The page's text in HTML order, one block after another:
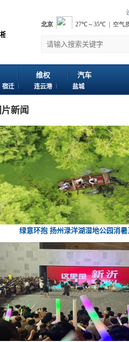
传播价值 感谢您浏览江苏苏讯网。
维权 汽车
宿迁 连云港 盐城
片新闻
绿意环抱 扬州渌洋湖湿地公园消